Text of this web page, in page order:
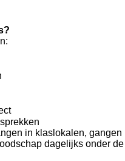
in klaslokalen, gangen
dagelijks onder de